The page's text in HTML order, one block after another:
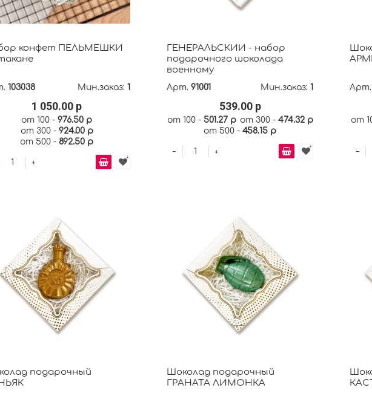
конфет ПЕЛЬМЕШКИ
103038 Мин.заказ: 1
1 050.00 р
от 100 -976.50 р
от 300 - 924.00 р
от 500 - 892.50 р
+
ГЕНЕРАЛЬСКИЙ - набор
подарочного шоколада
военному
Арт. 91001 Мин.заказ:1
539.00 р
от 100 - 501.27 р от 300 - 474.32 р
от 500 -458.15 р
+
-
от
-
подарочный
Шоколад подарочный
ГРАНАТА ЛИМОНКА